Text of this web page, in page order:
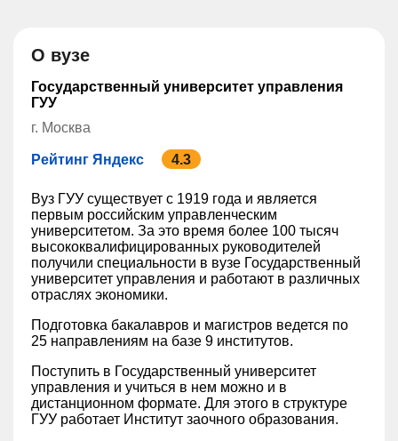
О вузе
Государственный университет управления
ГУУ
г. Москва
Рейтинг Яндекс 4.3
Вуз ГУУ существует с 1919 года и является
первым российским управленческим
университетом. За это время более 100 тысяч
высококвалифицированных руководителей
получили специальности в вузе Государственный
университет управления и работают в различных
отраслях экономики.
Подготовка бакалавров и магистров ведется по
25 направлениям на базе 9 институтов.
Поступить в Государственный университет
управления и учиться в нем можно и в
дистанционном формате. Для этого в структуре
ГУУ работает Институт заочного образования.